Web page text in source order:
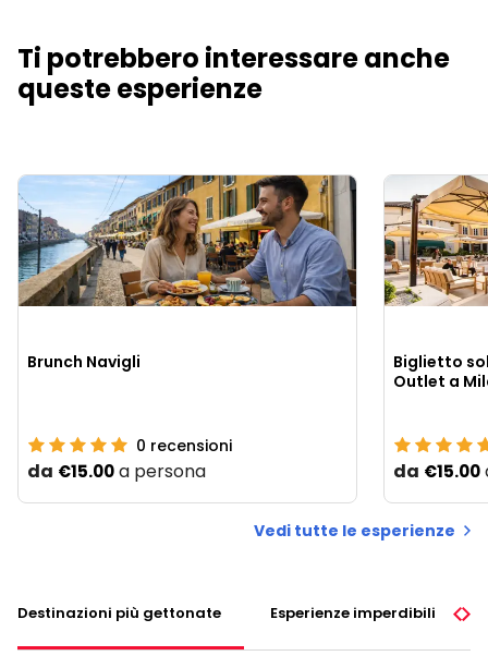
Ti potrebbero interessare anche
queste esperienze
Brunch Navigli
0 recensioni
da €15.00a persona
Biglietto
Outlet a
da €15.00
Vedi tutte le esperienze
Destinazioni più gettonate Esperienze imperdibili